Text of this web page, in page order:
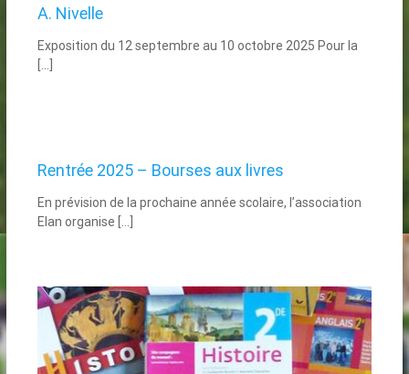
A. Nivelle
Exposition du 12 septembre au 10 octobre 2025 Pour la
Rentrée 2025 – Bourses aux livres
En prévision de la prochaine année scolaire, l’association
Elan organise […]